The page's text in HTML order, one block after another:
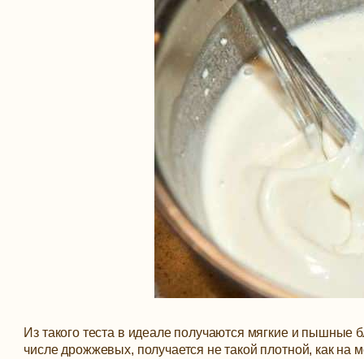
Из такого теста в идеале получаются мягкие и пышные
числе дрожжевых, получается не такой плотной, как на